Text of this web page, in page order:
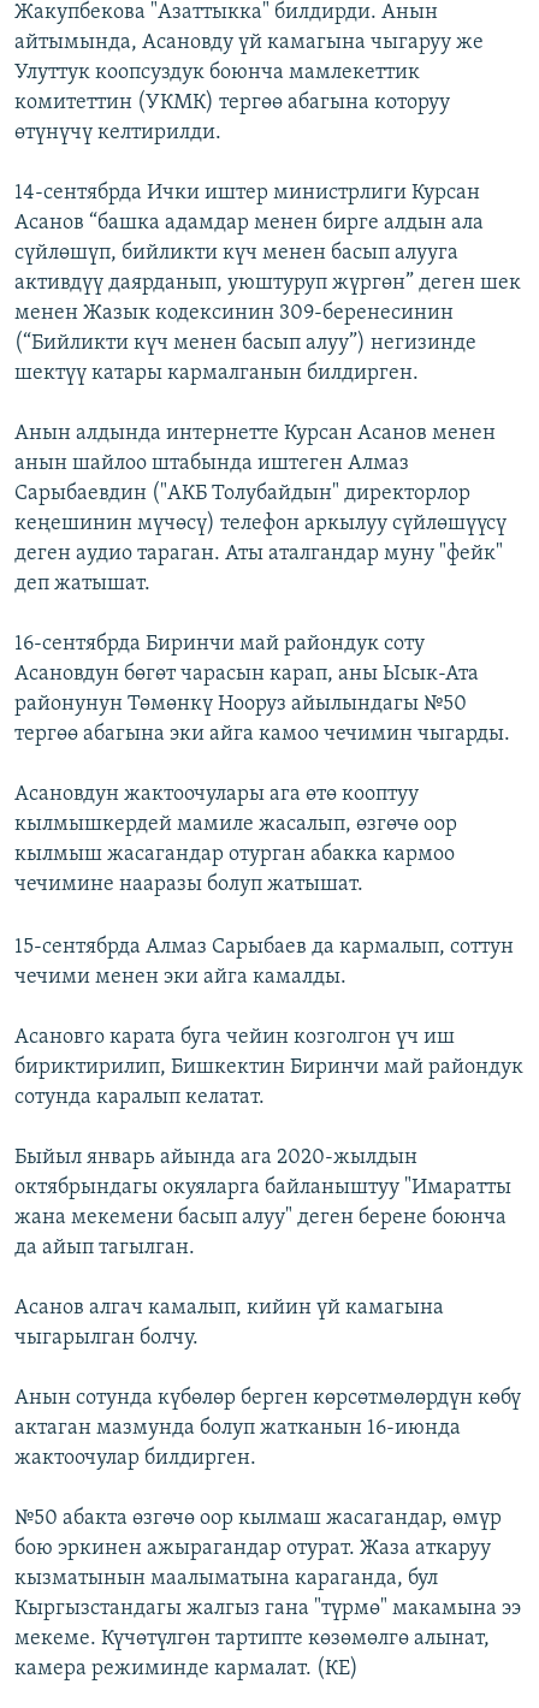
Жакупбекова "Азаттыкка" билдирди. Анын
айтымында, Асановду үй камагына чыгаруу же
Улуттук коопсуздук боюнча мамлекеттик
комитеттин (УКМК) тергөө абагына которуу
өтүнүчү келтирилди.
14-сентябрда Ички иштер министрлиги Курсан
Асанов “башка адамдар менен бирге алдын ала
сүйлөшүп, бийликти күч менен басып алууга
активдүү даярданып, уюштуруп жүргөн” деген шек
менен Жазык кодексинин 309-беренесинин
(“Бийликти күч менен басып алуу”) негизинде
шектүү катары кармалганын билдирген.
Анын алдында интернетте Курсан Асанов менен
анын шайлоо штабында иштеген Алмаз
Сарыбаевдин ("АКБ Толубайдын" директорлор
кеңешинин мүчөсү) телефон аркылуу сүйлөшүүсү
деген аудио тараган. Аты аталгандар муну "фейк"
деп жатышат.
16-сентябрда Биринчи май райондук соту
Асановдун бөгөт чарасын карап, аны Ысык-Ата
районунун Төмөнкү Нооруз айылындагы №50
тергөө абагына эки айга камоо чечимин чыгарды.
Асановдун жактоочулары ага өтө кооптуу
кылмышкердей мамиле жасалып, өзгөчө оор
кылмыш жасагандар отурган абакка кармоо
чечимине нааразы болуп жатышат.
15-сентябрда Алмаз Сарыбаев да кармалып, соттун
чечими менен эки айга камалды.
Асановго карата буга чейин козголгон үч иш
бириктирилип, Бишкектин Биринчи май райондук
сотунда каралып келатат.
Быйыл январь айында ага 2020-жылдын
октябрындагы окуяларга байланыштуу "Имаратты
жана мекемени басып алуу" деген берене боюнча
да айып тагылган.
Асанов алгач камалып, кийин үй камагына
чыгарылган болчу.
Анын сотунда күбөлөр берген көрсөтмөлөрдүн көбү
актаган мазмунда болуп жатканын 16-июнда
жактоочулар билдирген.
№50 абакта өзгөчө оор кылмаш жасагандар, өмүр
бою эркинен ажырагандар отурат. Жаза аткаруу
кызматынын маалыматына караганда, бул
Кыргызстандагы жалгыз гана "түрмө" макамына ээ
мекеме. Күчөтүлгөн тартипте көзөмөлгө алынат,
камера режиминде кармалат. (КЕ)